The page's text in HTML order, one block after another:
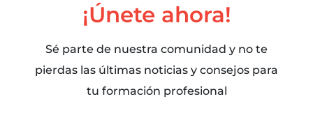
¡Únete ahora!
Sé parte de nuestra comunidad y no te
pierdas las últimas noticias y consejos para
tu formación profesional